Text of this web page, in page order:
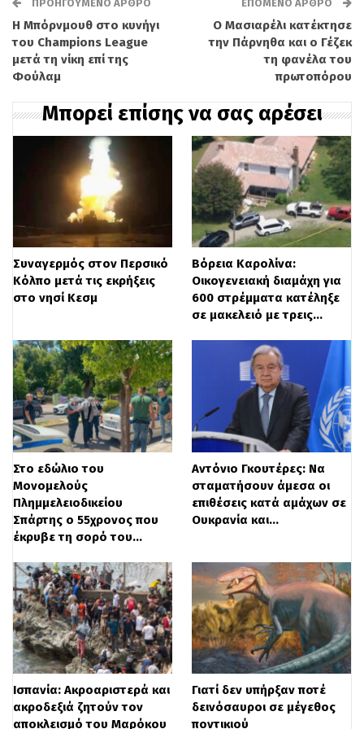
φέρουν ελαφρά τραύματα. Οι τραυματίες
διακομίστηκαν σε νοσοκομεία για την
παροχή φροντίδας. Από την πλευρά τους,
περισσότερες από 85 επιθέσεις κατά
θέσεων της Χεζμπολάχ, καταστρέφοντας
αποθήκες όπλων, εκτοξευτήρες ρουκετών
και επιχειρησιακά κτίρια. Παράλληλα, οι
αρχές έχουν δώσει εντολή εκκένωσης για
εννέα χωριά της περιοχής, καλώντας τους
πολίτες να απομακρυνθούν τουλάχιστον 1
χιλιόμετρο από τις στρατηγικές ζώνες. Ο
εκπρόσωπος των IDF, Αβιχάι Αντραΐ,
δήλωσε μέσω της πλατφόρμας X ότι οι
δυνάμεις αναγκάζονται να ενεργήσουν
αποφασιστικά λόγω των συνεχών
παραβιάσεων της εκεχειρίας από την
πλευρά της Χεζμπολάχ.
ΠΡΟΗΓΟΎΜΕΝΟ ΆΡΘΡΟ
Η Μπόρνμουθ στο κυνήγι
του Champions League
μετά τη νίκη επί της
Φούλαμ
ΕΠΌΜΕΝΟ ΆΡΘΡΟ
Ο Μασιαρέλι κατέκτησε
την Πάρνηθα και ο Γέζεκ
τη φανέλα του
πρωτοπόρου
Μπορεί επίσης να σας αρέσει
Συναγερμός στον Περσικό
Κόλπο μετά τις εκρήξεις
στο νησί Κεσμ
Βόρεια Καρολίνα:
Οικογενειακή διαμάχη για
600 στρέμματα κατέληξε
σε μακελειό με τρεις…
Στο εδώλιο του
Μονομελούς
Πλημμελειοδικείου
Σπάρτης ο 55χρονος που
έκρυβε τη σορό του…
Αντόνιο Γκουτέρες: Να
σταματήσουν άμεσα οι
επιθέσεις κατά αμάχων σε
Ουκρανία και…
Ισπανία: Ακροαριστερά και
ακροδεξιά ζητούν τον
αποκλεισμό του Μαρόκου
Γιατί δεν υπήρξαν ποτέ
δεινόσαυροι σε μέγεθος
ποντικιού